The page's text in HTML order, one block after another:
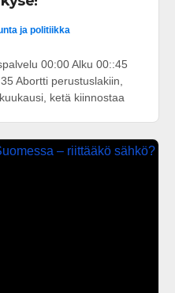
ja politiikka
00:00 Alku 00::45
Abortti perustuslakiin,
ketä kiinnostaa